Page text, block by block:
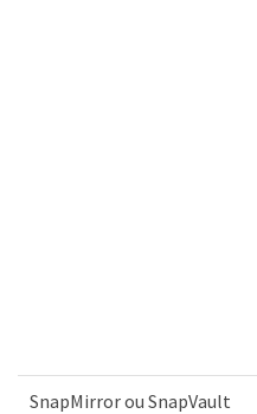
SnapMirror ou SnapVault